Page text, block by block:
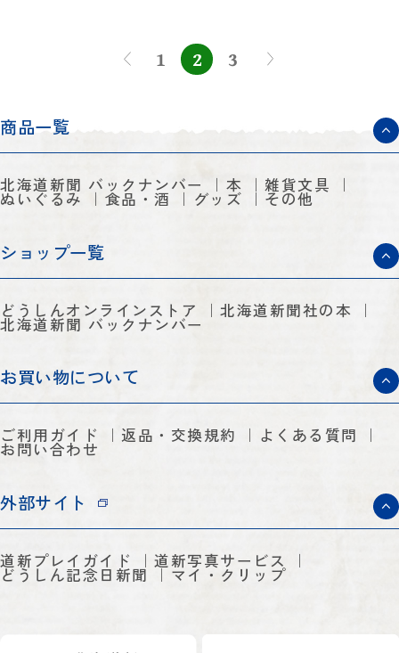
1 2 3
商品一覧
北海道新聞 バックナンバー 本 雑貨文具
ぬいぐるみ 食品・酒 グッズ その他
ショップ一覧
どうしんオンラインストア 北海道新聞社の本
北海道新聞 バックナンバー
お買い物について
ご利用ガイド 返品・交換規約 よくある質問
お問い合わせ
外部サイト
道新プレイガイド 道新写真サービス
どうしん記念日新聞 マイ・クリップ